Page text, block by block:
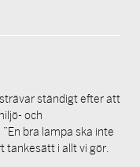
ständigt efter att
och
bra lampa ska inte
tankesätt i allt vi gör.